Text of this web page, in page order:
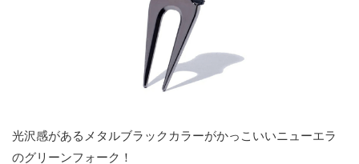
光沢感があるメタルブラックカラーがかっこいいニューエラ
のグリーンフォーク！